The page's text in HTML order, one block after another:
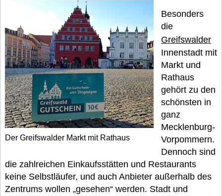
Der Greifswalder Markt mit Rathaus
Besonders
die
Greifswalder
Innenstadt mit
Markt und
Rathaus
gehört zu den
schönsten in
ganz
Mecklenburg-
Vorpommern.
Dennoch sind
die zahlreichen Einkaufsstätten und Restaurants
keine Selbstläufer, und auch Anbieter außerhalb des
Zentrums wollen „gesehen“ werden. Stadt und